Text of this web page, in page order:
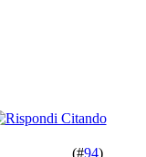
(#94)